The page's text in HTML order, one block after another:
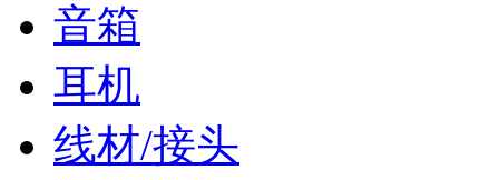
音箱
耳机
线材/接头